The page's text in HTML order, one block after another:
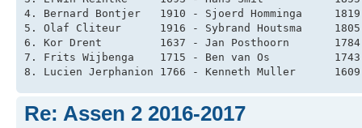
4. Bernard Bontjer   1910 - Sjoerd Homminga
5. Olaf Cliteur      1916 - Sybrand Houtsma
6. Kor Drent         1637 - Jan Posthoorn
7. Frits Wijbenga    1715 - Ben van Os
8. Lucien Jerphanion 1766 - Kenneth Muller
Re: Assen 2 2016-2017